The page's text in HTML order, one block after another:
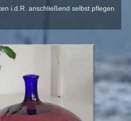
i.d.R. anschließend selbst pflegen